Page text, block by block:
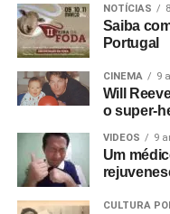
NOTÍCIAS
Saiba
Portugal
CINEMA 9
Will
o super-
VIDEOS 9
Um
CULTURA